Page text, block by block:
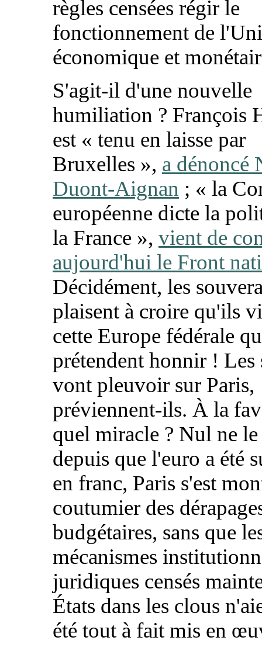
règles censées régir le
fonctionnement de
économique et
S'agit-il d'une nouvelle
humiliation ? François
est « tenu en laisse par
Bruxelles », a dénoncé
Duont-Aignan ; « la
européenne dicte la
la France », vient de
aujourd'hui le Front
Décidément, les
plaisent à croire qu'ils
cette Europe fédérale
prétendent honnir ! Les
vont pleuvoir sur Paris,
préviennent-ils. À la
quel miracle ? Nul ne
depuis que l'euro a été
en franc, Paris s'est
coutumier des
budgétaires, sans que
mécanismes
juridiques censés
États dans les clous
été tout à fait mis en